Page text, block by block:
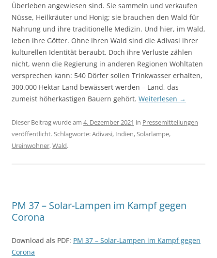
Überleben angewiesen sind. Sie sammeln und verkaufen
Nüsse, Heilkräuter und Honig; sie brauchen den Wald für
Nahrung und ihre traditionelle Medizin. Und hier, im Wald,
leben ihre Götter. Ohne ihren Wald sind die Adivasi ihrer
kulturellen Identität beraubt. Doch ihre Verluste zählen
nicht, wenn die Regierung in anderen Regionen Wohltaten
versprechen kann: 540 Dörfer sollen Trink­wasser erhalten,
300.000 Hektar Land bewässert werden – Land, das
zumeist höher­kastigen Bauern gehört. Weiterlesen →
Dieser Beitrag wurde am 4. Dezember 2021 in Pressemitteilungen
veröffentlicht. Schlagworte:Adivasi, Indien,Solarlampe,
Ureinwohner,Wald.
PM 37 – Solar-Lampen im Kampf gegen
Corona
Download als PDF: PM 37 – Solar-Lampen im Kampf gegen
Corona